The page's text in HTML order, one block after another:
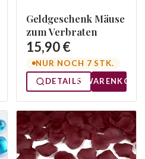
Geldgeschenk Mäuse
zum Verbraten
15,90 €
NUR NOCH 7 STK.
DETAILS
WARENKORB